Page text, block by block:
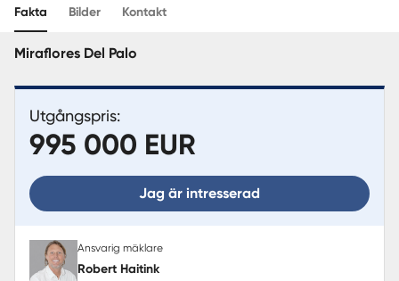
Fakta Bilder Kontakt
Miraflores Del Palo
Utgångspris:
995 000 EUR
Jag är intresserad
Ansvarig mäklare
Robert Haitink